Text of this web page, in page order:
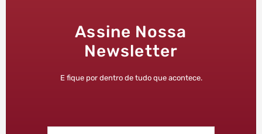
Assine Nossa
Newsletter
E fique por dentro de tudo que acontece.